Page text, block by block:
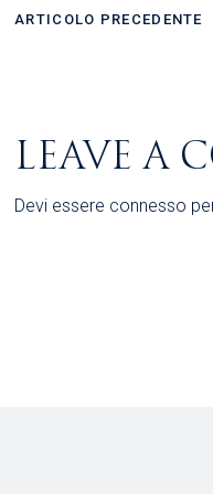
ARTICOLO PRECEDENTE
LEAVE A
Devi essere connesso